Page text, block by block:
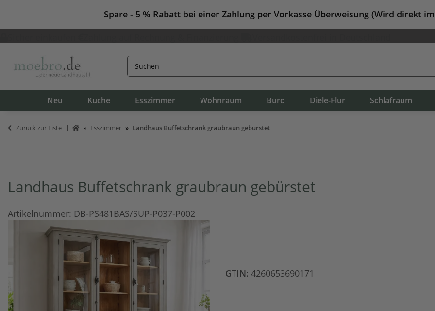
Spare - 5 % Rabatt bei einer Zahlung per Vorkasse Überweisung (Wird direkt
Neu Küche Esszimmer Wohnraum Büro Diele-Flur Schlafraum
Zurück zur Liste Esszimmer Landhaus Buffetschrank graubraun gebürstet
Landhaus Buffetschrank graubraun gebürstet
Artikelnummer: DB-PS481BAS/SUP-P037-P002
GTIN: 4260653690171